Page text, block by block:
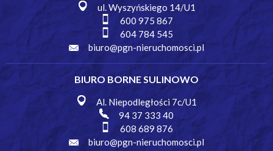
ul. Wyszyńskiego 14/U1
600 975 867
604 784 545
biuro@pgn-nieruchomosci.pl
BIURO BORNE SULINOWO
Al. Niepodległości 7c/U1
94 37 333 40
608 689 876
biuro@pgn-nieruchomosci.pl